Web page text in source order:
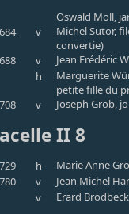
Oswald Moll,
v
Michel Sutor,
convertie)
v
Jean Frédéric
h
Marguerite
petite fille du
v Joseph Grob,
II 8
h
Marie Anne
v
Jean Michel
v
Erard Brodbeck